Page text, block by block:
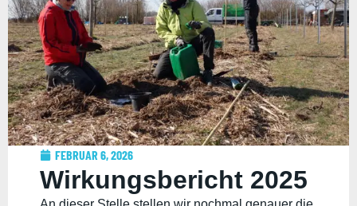
FEBRUAR 6, 2026
Wirkungsbericht 2025